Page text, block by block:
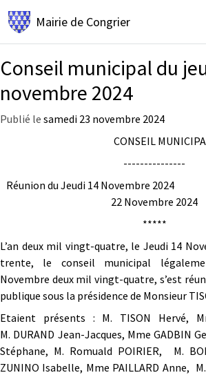
Mairie de Congrier
Conseil municipal du
novembre 2024
Publié le samedi 23 novembre 2024
CONSEIL
---------------
Réunion du Jeudi 14 Novembre
22 Novembre 2024
*****
L’an deux mil vingt-quatre, le Jeudi 14
trente, le conseil municipal
Novembre deux mil vingt-quatre, s’est
publique sous la présidence de Monsieur
Etaient présents : M. TISON Hervé,
M. DURAND Jean-Jacques, Mme GADBIN
Stéphane, M. Romuald POIRIER, M.
ZUNINO Isabelle, Mme PAILLARD Anne,